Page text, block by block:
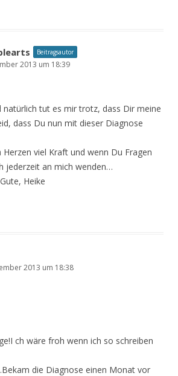
Beitragsautor
2013 um 18:39
natürlich tut es mir trotz, dass Dir meine
dass Du nun mit dieser Diagnose
viel Kraft und wenn Du Fragen
jederzeit an mich wenden…
Heike
2013 um 18:38
ch wäre froh wenn ich so schreiben
die Diagnose einen Monat vor